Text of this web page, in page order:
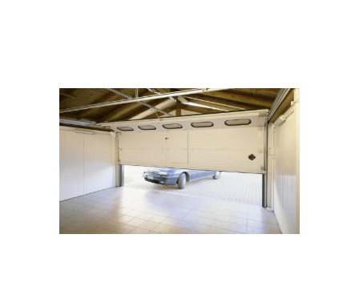
Ворот по конструкции Уличные вороты
Ворот из подручных
материалов
Сдвижные вороты